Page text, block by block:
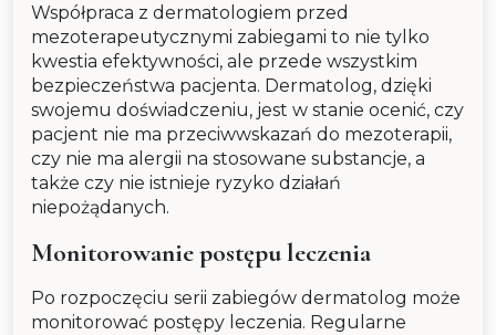
Współpraca z dermatologiem przed
mezoterapeutycznymi zabiegami to nie tylko
kwestia efektywności, ale przede wszystkim
bezpieczeństwa pacjenta. Dermatolog, dzięki
swojemu doświadczeniu, jest w stanie ocenić, czy
pacjent nie ma przeciwwskazań do mezoterapii,
czy nie ma alergii na stosowane substancje, a
także czy nie istnieje ryzyko działań
niepożądanych.
Monitorowanie postępu leczenia
Po rozpoczęciu serii zabiegów dermatolog może
monitorować postępy leczenia. Regularne